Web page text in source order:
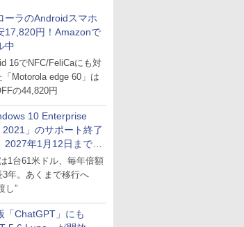
ーラのAndroidスマホ
17,820円！Amazonで
中
16でNFC/FeliCaにも対
「Motorola edge 60」は
の44,820円
10 Enterprise
2021」のサポート終了
2027年1月12日まで
は9月1日から販売
1台61米ドル、毎年倍額
3年。あくまで移行へ
し”
「ChatGPT」にも